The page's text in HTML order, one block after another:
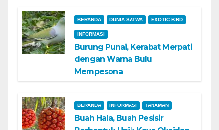
BERANDA DUNIA SATWA EXOTIC BIRD
INFORMASI
Burung Punai, Kerabat Merpati
dengan Warna Bulu
Mempesona
BERANDA INFORMASI TANAMAN
Buah Hala, Buah Pesisir